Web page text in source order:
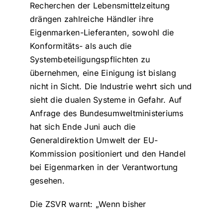
Recherchen der Lebensmittelzeitung
drängen zahlreiche Händler ihre
Eigenmarken-Lieferanten, sowohl die
Konformitäts- als auch die
Systembeteiligungspflichten zu
übernehmen, eine Einigung ist bislang
nicht in Sicht. Die Industrie wehrt sich und
sieht die dualen Systeme in Gefahr. Auf
Anfrage des Bundesumweltministeriums
hat sich Ende Juni auch die
Generaldirektion Umwelt der EU-
Kommission positioniert und den Handel
bei Eigenmarken in der Verantwortung
gesehen.
Die ZSVR warnt: „Wenn bisher